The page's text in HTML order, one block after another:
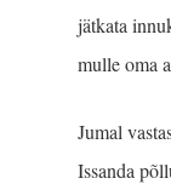
jätkata
mulle oma
Jumal
Issanda